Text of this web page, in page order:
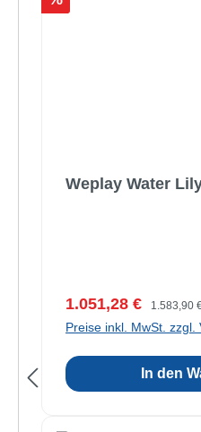
Weplay Water
Verkaufspreis:
1.051,28 € 1.583,90
Preise inkl. MwSt. zzgl.
In den